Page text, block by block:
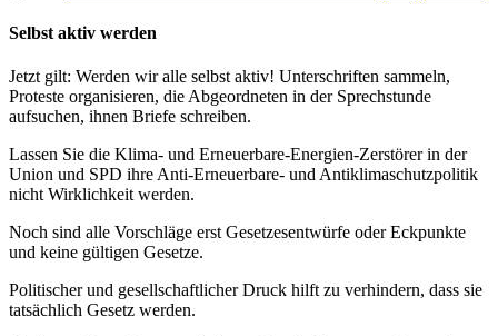
Selbst aktiv werden
Jetzt gilt: Werden wir alle selbst aktiv! Unterschriften sammeln,
Proteste organisieren, die Abgeordneten in der Sprechstunde
aufsuchen, ihnen Briefe schreiben.
Lassen Sie die Klima- und Erneuerbare-Energien-Zerstörer in der
Union und SPD ihre Anti-Erneuerbare- und Antiklimaschutzpolitik
nicht Wirklichkeit werden.
Noch sind alle Vorschläge erst Gesetzesentwürfe oder Eckpunkte
und keine gültigen Gesetze.
Politischer und gesellschaftlicher Druck hilft zu verhindern, dass sie
tatsächlich Gesetz werden.